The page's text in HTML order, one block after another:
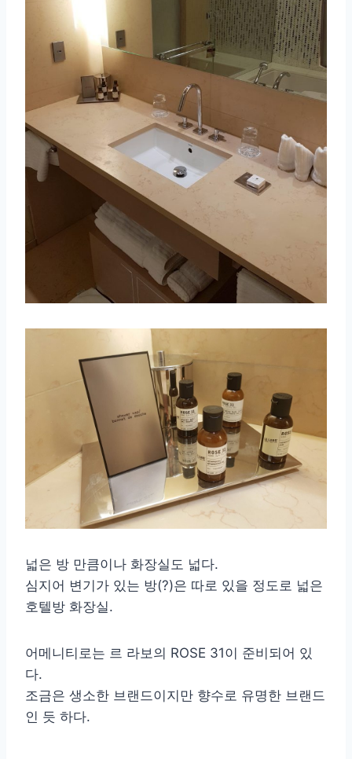
넓은 방 만큼이나 화장실도 넓다.
심지어 변기가 있는 방(?)은 따로 있을 정도로 넓은
호텔방 화장실.
어메니티로는 르 라보의 ROSE 31이 준비되어 있
다.
조금은 생소한 브랜드이지만 향수로 유명한 브랜드
인 듯 하다.